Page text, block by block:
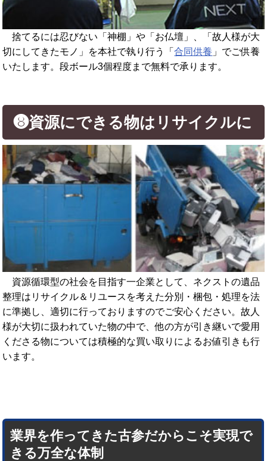
捨てるには忍びない「神棚」や「お仏壇」、「故人様が大
切にしてきたモノ」を本社で執り行う「合同供養 」でご供養
いたします。段ボール3個程度まで無料で承ります。
❽資源にできる物はリサイクルに
資源循環型の社会を目指す一企業として、ネクストの遺品
整理はリサイクル＆リユースを考えた分別・梱包・処理を法
に準拠し、適切に行っておりますのでご安心ください。故人
様が大切に扱われていた物の中で、他の方が引き継いで愛用
くださる物については積極的な買い取りによるお値引きも行
います。
業界を作ってきた古参だからこそ実現で
きる万全な体制